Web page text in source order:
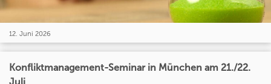
12. Juni 2026
Konfliktmanagement-Seminar in München am 21./22.
Juli